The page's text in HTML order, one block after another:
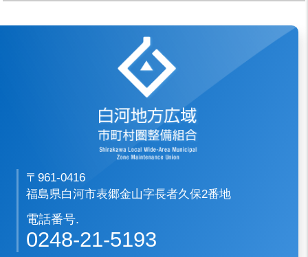
白河地方広域市
〒961-0416
福島県白河市表郷金山字長者久保2番地
電話番号.
0248-21-5193